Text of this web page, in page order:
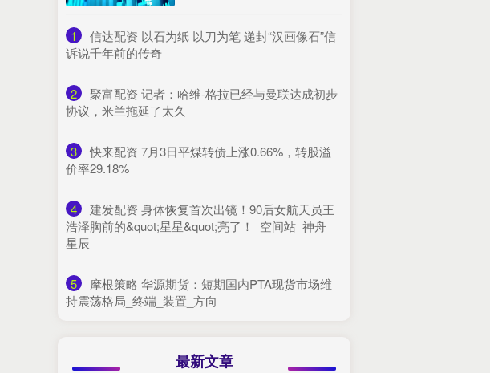
1
​信达配资 以石为纸 以刀为笔 递封“汉画像石”信
诉说千年前的传奇
2
​聚富配资 记者：哈维-格拉已经与曼联达成初步
协议，米兰拖延了太久
3
​快来配资 7月3日平煤转债上涨0.66%，转股溢
价率29.18%
4
​建发配资 身体恢复首次出镜！90后女航天员王
浩泽胸前的&quot;星星&quot;亮了！_空间站_神舟_
星辰
5
​摩根策略 华源期货：短期国内PTA现货市场维
持震荡格局_终端_装置_方向
最新文章